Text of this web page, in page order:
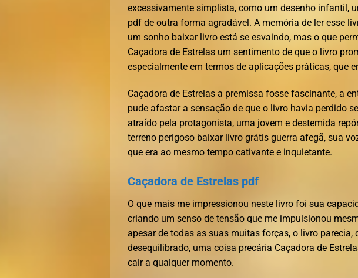
excessivamente simplista, como um desenho infantil,
pdf de outra forma agradável. A memória de ler esse
um sonho baixar livro está se esvaindo, mas o que
Caçadora de Estrelas um sentimento de que o livro
especialmente em termos de aplicações práticas, que
Caçadora de Estrelas a premissa fosse fascinante, a
pude afastar a sensação de que o livro havia perdido
atraído pela protagonista, uma jovem e destemida
terreno perigoso baixar livro grátis guerra afegã, sua
que era ao mesmo tempo cativante e inquietante.
Caçadora de Estrelas pdf
O que mais me impressionou neste livro foi sua
criando um senso de tensão que me impulsionou
apesar de todas as suas muitas forças, o livro
desequilibrado, uma coisa precária Caçadora de
cair a qualquer momento.